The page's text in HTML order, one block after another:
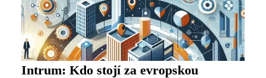
Intrum: Kdo stojí za evropskou